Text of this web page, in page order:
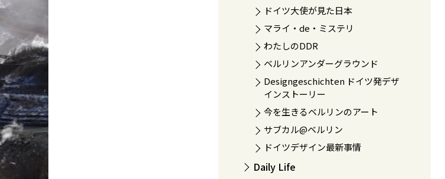
ドイツ大使が見た日本
マライ・de・ミステリ
わたしのDDR
ベルリンアンダーグラウンド
Designgeschichten ドイツ発デザ
インストーリー
今を生きるベルリンのアート
サブカル@ベルリン
ドイツデザイン最新事情
Daily Life